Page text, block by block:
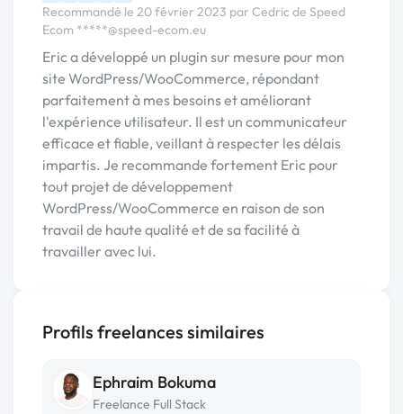
Recommandé le 20 février 2023 par Cedric de Speed
Ecom *****@speed-ecom.eu
Eric a développé un plugin sur mesure pour mon
site WordPress/WooCommerce, répondant
parfaitement à mes besoins et améliorant
l'expérience utilisateur. Il est un communicateur
efficace et fiable, veillant à respecter les délais
impartis. Je recommande fortement Eric pour
tout projet de développement
WordPress/WooCommerce en raison de son
travail de haute qualité et de sa facilité à
travailler avec lui.
Profils freelances similaires
Ephraim Bokuma
Freelance Full Stack